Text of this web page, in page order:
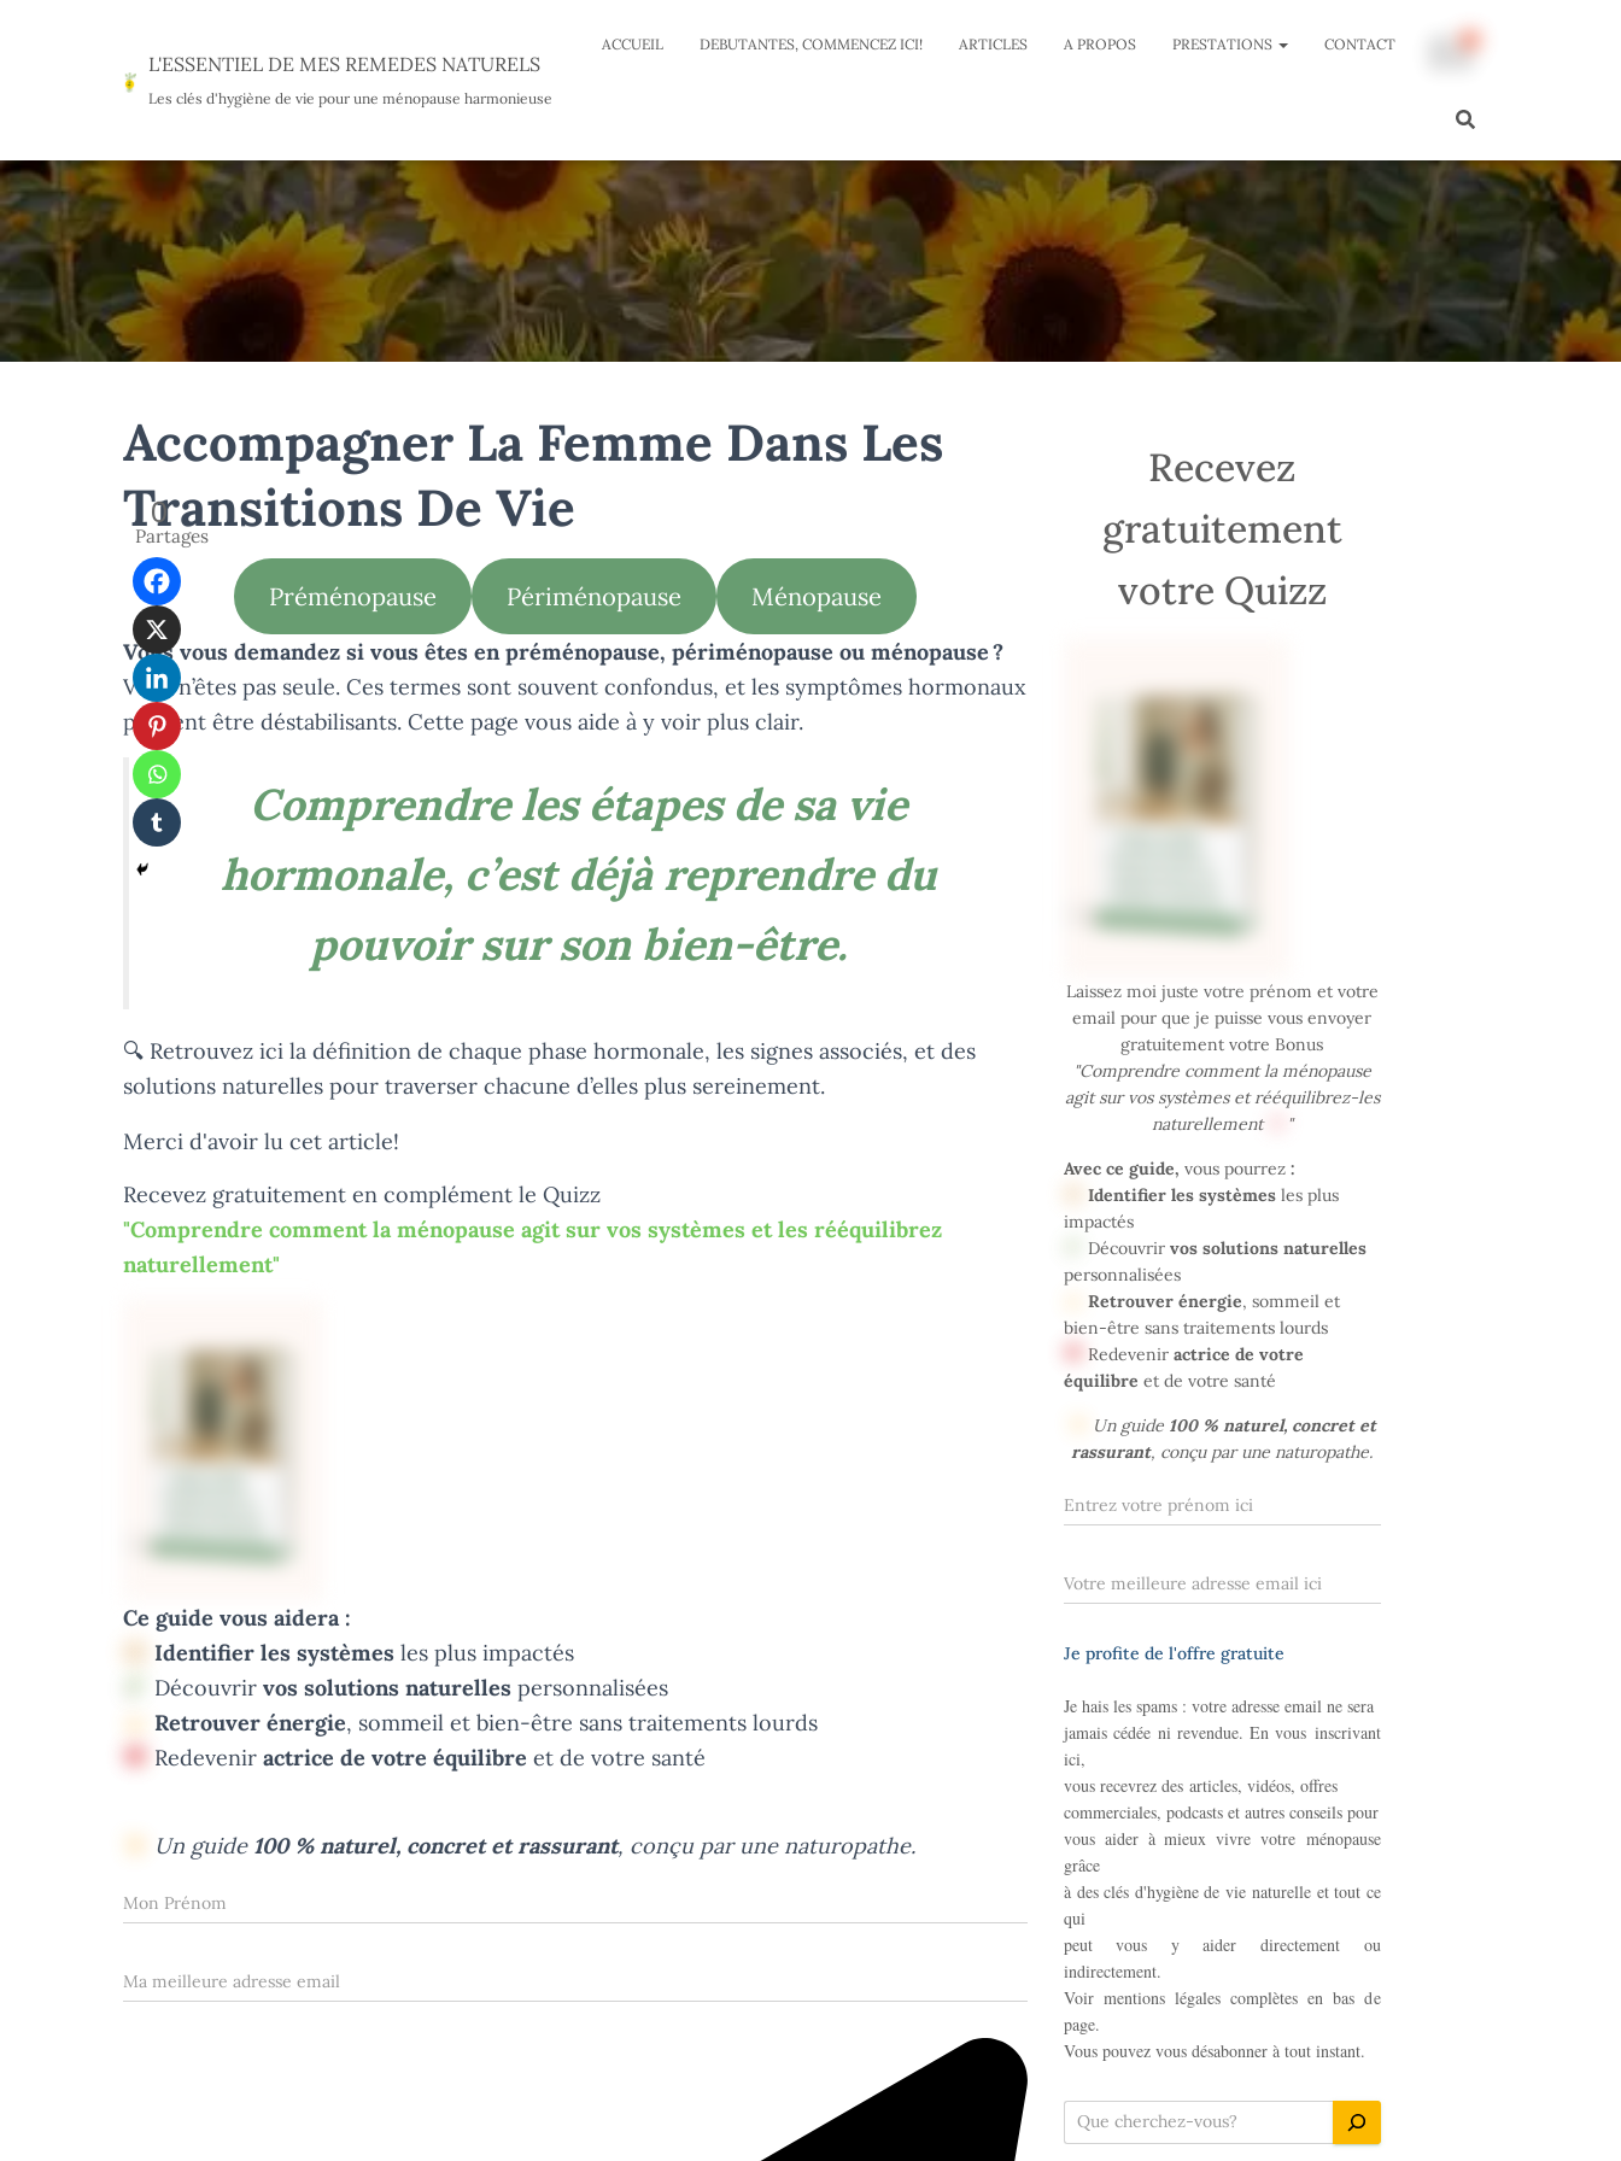
L'ESSENTIEL DE MES REMEDES NATURELS
Les clés d'hygiène de vie pour une ménopause harmonieuse
ACCUEIL DEBUTANTES, COMMENCEZ ICI! ARTICLES A PROPOS PRESTATIONS CONTACT
Accompagner La Femme Dans Les
Transitions De Vie
Préménopause Périménopause Ménopause
Vous vous demandez si vous êtes en préménopause, périménopause ou ménopause ?
Vous n’êtes pas seule. Ces termes sont souvent confondus, et les symptômes hormonaux
peuvent être déstabilisants. Cette page vous aide à y voir plus clair.
Comprendre les étapes de sa vie
hormonale, c’est déjà reprendre du
pouvoir sur son bien-être.
🔍 Retrouvez ici la définition de chaque phase hormonale, les signes associés, et des
solutions naturelles pour traverser chacune d’elles plus sereinement.
Merci d'avoir lu cet article!
Recevez gratuitement en complément le Quizz
"Comprendre comment la ménopause agit sur vos systèmes et les rééquilibrez
naturellement"
Ce guide vous aidera :
Identifier les systèmesles plus impactés
Découvrir vos solutions naturellespersonnalisées
Retrouver énergie, sommeil et bien-être sans traitements lourds
Redevenir actrice de votre équilibre et de votre santé
Un guide 100 % naturel, concret et rassurant, conçu par une naturopathe.
0
Partages
Recevez
gratuitement
votre Quizz
Laissez moi juste votre prénom et votre
email pour que je puisse vous envoyer
gratuitement votre Bonus
"Comprendre comment la ménopause
agit sur vos systèmes et rééquilibrez-les
naturellement
"
Avec ce guide, vous pourrez :
Identifier les systèmesles plus
impactés
Découvrir vos solutions naturelles
personnalisées
Retrouver énergie, sommeil et
bien-être sans traitements lourds
Redevenir actrice de votre
équilibre et de votre santé
Un guide 100 % naturel, concret et
rassurant, conçu par une naturopathe.
Je profite de l'offre gratuite
Je hais les spams : votre adresse email ne sera
jamais cédée ni revendue. En vous inscrivant
ici,
vous recevrez des articles, vidéos, offres
commerciales, podcasts et autres conseils pour
vous aider à mieux vivre votre ménopause
grâce
à des clés d'hygiène de vie naturelle et tout ce
qui
peut vous y aiderdirectement ou
indirectement.
Voir mentions légales complètes en bas de
page.
Vous pouvez vous désabonner à tout instant.
e